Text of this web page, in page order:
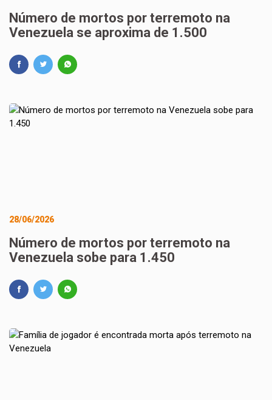
Número de mortos por terremoto na
Venezuela se aproxima de 1.500
28/06/2026
Número de mortos por terremoto na
Venezuela sobe para 1.450